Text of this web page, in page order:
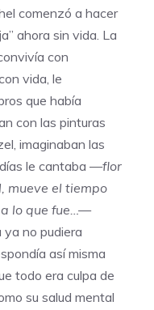
comenzó a hacer
ahora sin vida. La
con
vida, le
que había
con las pinturas
imaginaban las
le cantaba —flor
mueve el tiempo
lo que fue…—
ya no pudiera
así misma
todo era culpa de
su salud mental